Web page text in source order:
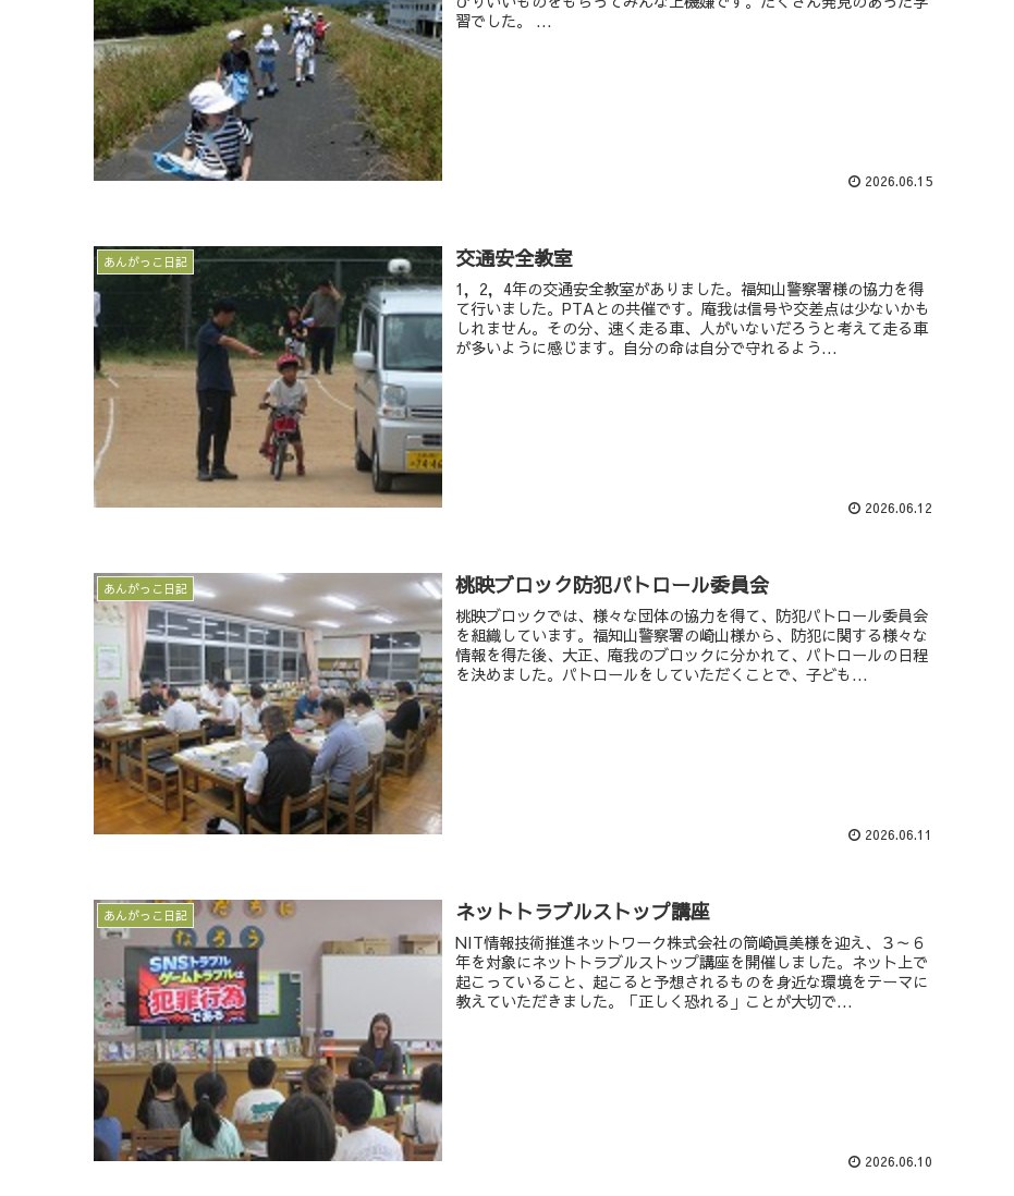
習でした。 ...
2026.06.15
あんがっこ日記 交通安全教室
1，2，4年の交通安全教室がありました。福知山警察署様の協力を得
て行いました。PTAとの共催です。庵我は信号や交差点は少ないかも
しれません。その分、速く走る車、人がいないだろうと考えて走る車
が多いように感じます。自分の命は自分で守れるよう...
2026.06.12
あんがっこ日記 桃映ブロック防犯パトロール委員会
桃映ブロックでは、様々な団体の協力を得て、防犯パトロール委員会
を組織しています。福知山警察署の崎山様から、防犯に関する様々な
情報を得た後、大正、庵我のブロックに分かれて、パトロールの日程
を決めました。パトロールをしていただくことで、子ども...
2026.06.11
あんがっこ日記 ネットトラブルストップ講座
NIT情報技術推進ネットワーク株式会社の筒崎眞美様を迎え、３～６
年を対象にネットトラブルストップ講座を開催しました。ネット上で
起こっていること、起こると予想されるものを身近な環境をテーマに
教えていただきました。「正しく恐れる」ことが大切で...
2026.06.10